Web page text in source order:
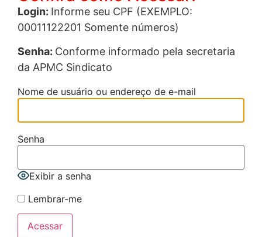
Login: Informe seu CPF (EXEMPLO:
00011122201 Somente números)
Senha: Conforme informado pela secretaria
da APMC Sindicato
Nome de usuário ou endereço de e-mail
Senha
Exibir a senha
Lembrar-me